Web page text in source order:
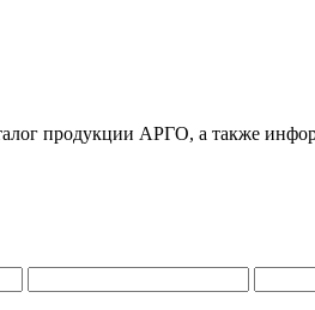
продукции АРГО, а также